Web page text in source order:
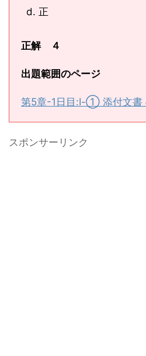
正
正解 ４
出題範囲のページ
第5章-1日目:Ⅰ-① 添付文書
スポンサーリンク